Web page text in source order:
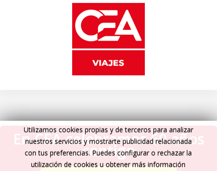
En CEA celebramos 60 años
contigo
Utilizamos cookies propias y de terceros para analizar
nuestros servicios y mostrarte publicidad relacionada
con tus preferencias. Puedes configurar o rechazar la
utilización de cookies u obtener más información